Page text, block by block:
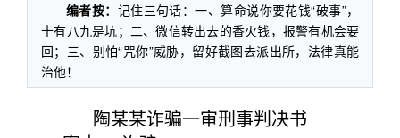
编者按： 记住三句话：一、算命说你要花钱“破事”，
十有八九是坑；二、微信转出去的香火钱，报警有机会要
回；三、别怕“咒你”威胁，留好截图去派出所，法律真能
治他！
陶某某诈骗一审刑事判决书